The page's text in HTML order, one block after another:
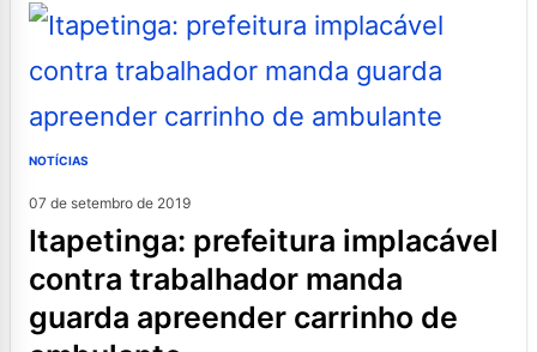
NOTÍCIAS
07 de setembro de 2019
itapetinga: prefeitura implacável
contra trabalhador manda
guarda apreender carrinho de